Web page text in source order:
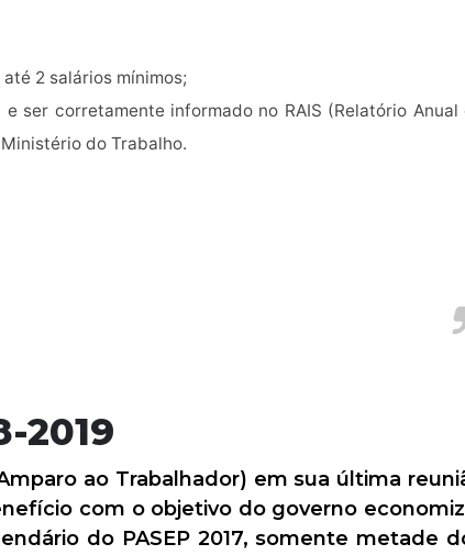
2 salários mínimos;
ser corretamente informado no RAIS (Relatório Anual
do Trabalho.
2019
ao Trabalhador) em sua última
com o objetivo do governo
do PASEP 2017, somente metade